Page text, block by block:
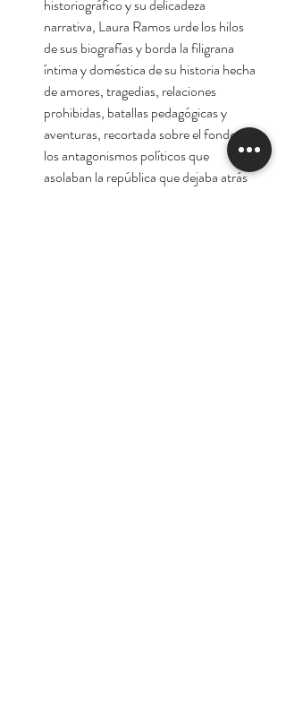
historiográfico y su delicadeza
narrativa, Laura Ramos urde los hilos
de sus biografías y borda la filigrana
íntima y doméstica de su historia hecha
de amores, tragedias, relaciones
prohibidas, batallas pedagógicas y
aventuras, recortada sobre el fondo de
los antagonismos políticos que
asolaban la república que dejaba atrás